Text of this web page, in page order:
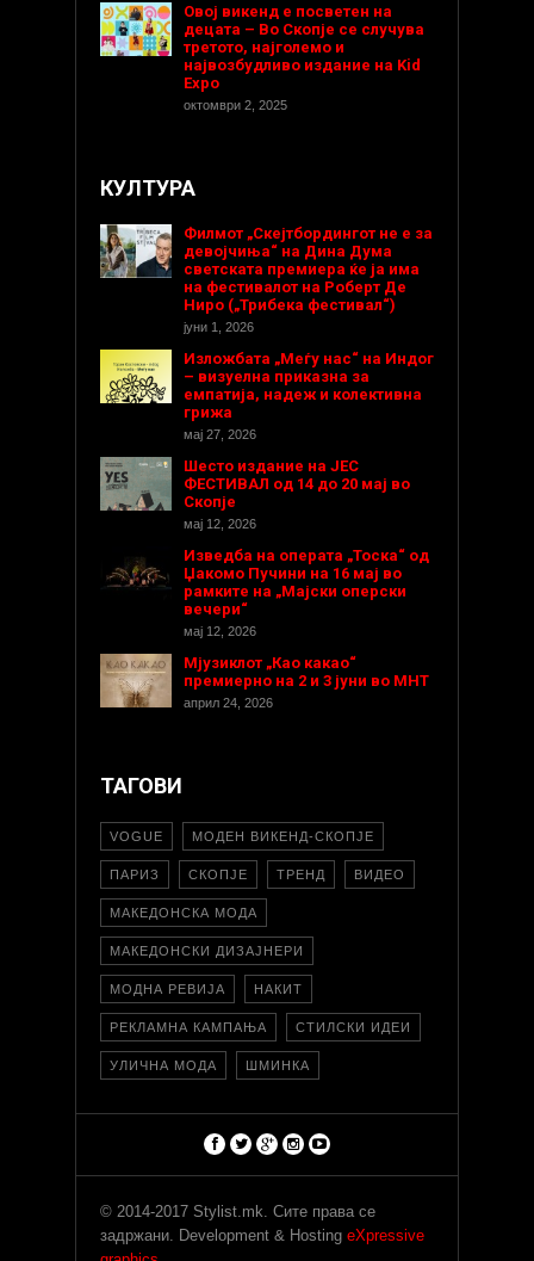
Овој викенд е посветен на
децата – Во Скопје се случува
третото, најголемо и
највозбудливо издание на Kid
Expo
октомври 2, 2025
КУЛТУРА
Филмот „Скејтбордингот не е за
девојчиња“ на Дина Дума
светската премиера ќе ја има
на фестивалот на Роберт Де
Ниро („Трибека фестивал“)
јуни 1, 2026
Изложбата „Меѓу нас“ на Индог
– визуелна приказна за
емпатија, надеж и колективна
грижа
мај 27, 2026
Шесто издание на ЈЕС
ФЕСТИВАЛ од 14 до 20 мај во
Скопје
мај 12, 2026
Изведба на операта „Тоска“ од
Џакомо Пучини на 16 мај во
рамките на „Мајски оперски
вечери“
мај 12, 2026
Мјузиклот „Као какао“
премиерно на 2 и 3 јуни во МНТ
април 24, 2026
ТАГОВИ
VOGUE МОДЕН ВИКЕНД-СКОПЈЕ
ПАРИЗ СКОПЈЕ ТРЕНД ВИДЕО
МАКЕДОНСКА МОДА
МАКЕДОНСКИ ДИЗАЈНЕРИ
МОДНА РЕВИЈА НАКИТ
РЕКЛАМНА КАМПАЊА СТИЛСКИ ИДЕИ
УЛИЧНА МОДА ШМИНКА
© 2014-2017 Stylist.mk. Сите права се
задржани. Development & Hosting eXpressive